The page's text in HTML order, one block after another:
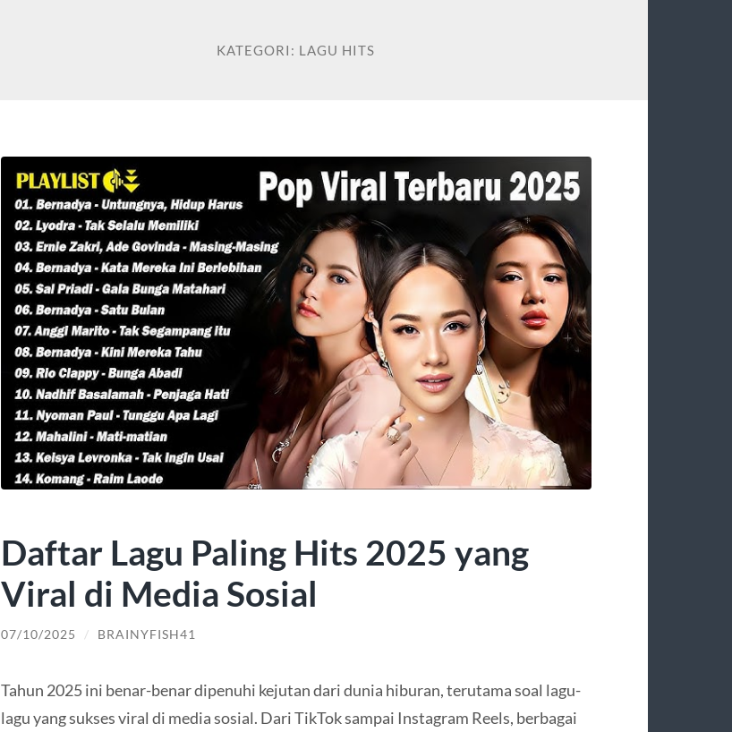
KATEGORI: LAGU HITS
Daftar Lagu Paling Hits 2025 yang
Viral di Media Sosial
07/10/2025 / BRAINYFISH41
Tahun 2025 ini benar-benar dipenuhi kejutan dari dunia hiburan, terutama soal lagu-
lagu yang sukses viral di media sosial. Dari TikTok sampai Instagram Reels, berbagai